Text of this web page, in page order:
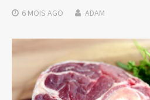
6 MOIS AGO ADAM